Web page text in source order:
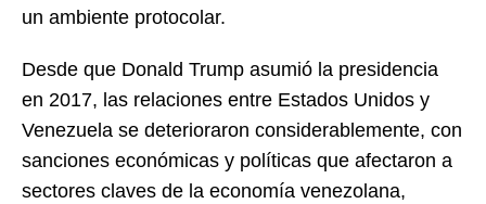
un ambiente protocolar.
Desde que Donald Trump asumió la presidencia
en 2017, las relaciones entre Estados Unidos y
Venezuela se deterioraron considerablemente, con
sanciones económicas y políticas que afectaron a
sectores claves de la economía venezolana,